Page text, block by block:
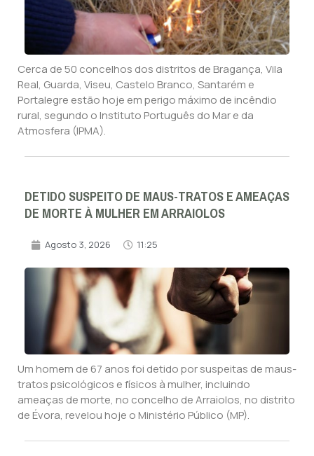
Cerca de 50 concelhos dos distritos de Bragança, Vila
Real, Guarda, Viseu, Castelo Branco, Santarém e
Portalegre estão hoje em perigo máximo de incêndio
rural, segundo o Instituto Português do Mar e da
Atmosfera (IPMA).
DETIDO SUSPEITO DE MAUS-TRATOS E AMEAÇAS
DE MORTE À MULHER EM ARRAIOLOS
Agosto 3, 2026 11:25
Um homem de 67 anos foi detido por suspeitas de maus-
tratos psicológicos e físicos à mulher, incluindo
ameaças de morte, no concelho de Arraiolos, no distrito
de Évora, revelou hoje o Ministério Público (MP).